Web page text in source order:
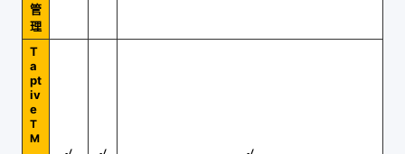
管
理
T
a
pt
iv
e
T
M